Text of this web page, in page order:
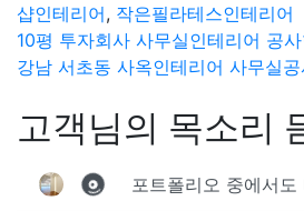
샵인테리어, 작은필라테스인테리어
글
탐
색
10평 투자회사 사무실인테리어 공
강남 서초동 사옥인테리어 사무실
고객님의 목소리